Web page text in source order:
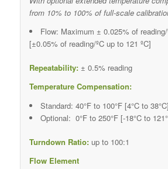
from 10% to 100% of full-scale
Flow: Maximum ± 0.025% of
[±0.05% of reading/ºC up to 121 ºC]
Repeatability:± 0.5% reading
Temperature Compensation:
Standard: 40°F to 100°F [4°C to
Optional: 0°F to 250°F [-18°C to
Turndown Ratio:up to 100:1
Flow Element